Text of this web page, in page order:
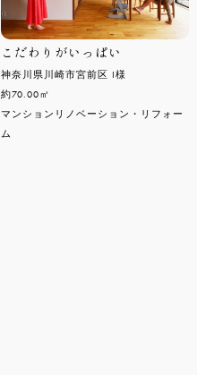
こだわりがいっぱい
神奈川県川崎市宮前区 I様
約70.00㎡
マンションリノベーション・リフォー
ム